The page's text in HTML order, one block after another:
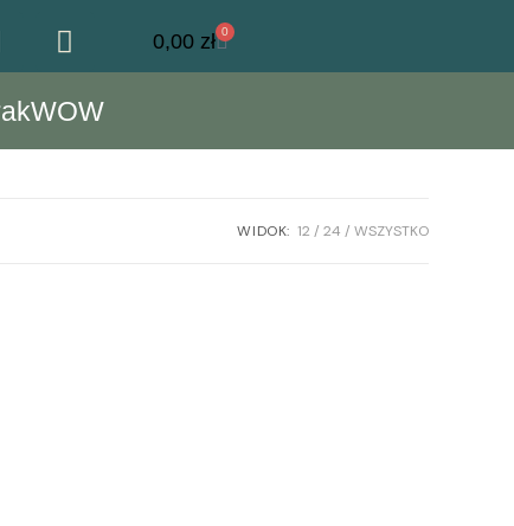
0,00 zł 0
WIDOK: 12 24 WSZYSTKO